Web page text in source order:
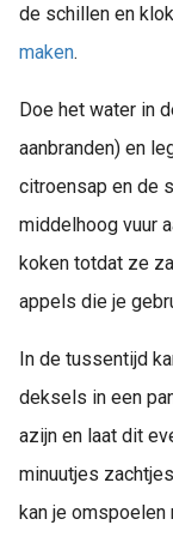
de schillen en
maken.
Doe het water in
aanbranden) en
citroensap en de
middelhoog vuur
koken totdat ze
appels die je
In de tussentijd
deksels in een
azijn en laat dit
minuutjes
kan je omspoelen